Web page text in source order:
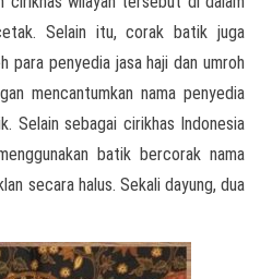
Selain itu, corak batik juga
para penyedia jasa haji dan umroh
mencantumkan nama penyedia
Selain sebagai cirikhas Indonesia
batik bercorak nama
secara halus. Sekali dayung, dua